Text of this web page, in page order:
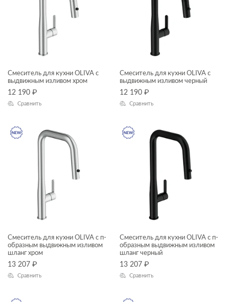
раковины с пьедесталом
рамы для ванн
столешницы
тумбы для раковин
унитазы подвесные
унитазы-компакты
КОЛЛЕКЦИЯ
FLAVIS
MELAR
MODUO
OLIVA
VIBE
ACCENTO
Смеситель для кухни OLIVA с
выдвижным изливом хром
12 190 ₽
Сравнить
Смеситель для кухни OLIVA с
выдвижным изливом черный
12 190 ₽
Сравнить
Смеситель для кухни OLIVA с п-
образным выдвижным изливом
шланг хром
13 207 ₽
Сравнить
Смеситель для кухни OLIVA с п-
образным выдвижным изливом
шланг черный
13 207 ₽
Сравнить